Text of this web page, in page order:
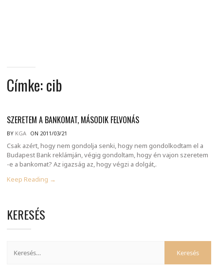
Címke:cib
SZERETEM A BANKOMAT, MÁSODIK FELVONÁS
BY KGA ON 2011/03/21
Csak azért, hogy nem gondolja senki, hogy nem gondolkodtam el a
Budapest Bank reklámján, végig gondoltam, hogy én vajon szeretem
-e a bankomat? Az igazság az, hogy végzi a dolgát,.
Keep Reading →
KERESÉS